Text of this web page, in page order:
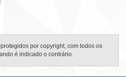
por copyright, com todos os
é indicado o contrário.